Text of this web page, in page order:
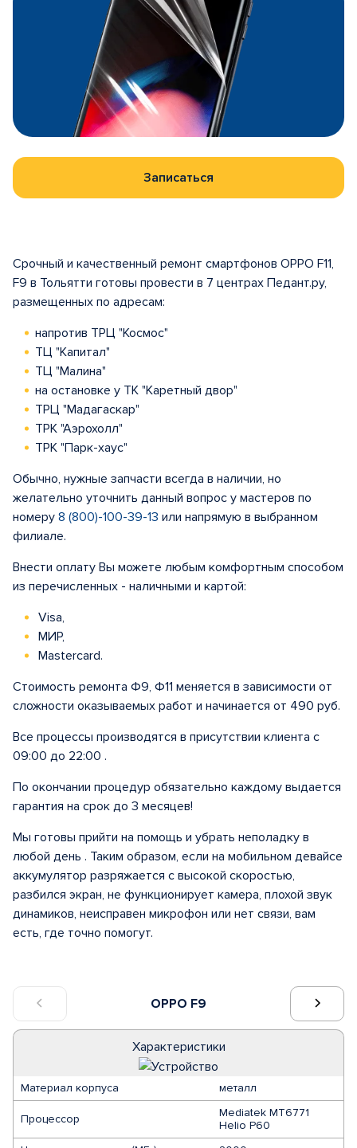
Записаться
OPPO F9
Характеристики
Материал корпуса металл
Процессор
Mediatek MT6771
Helio P60
Срочный и качественный ремонт смартфонов OPPO F11,
F9 в Тольятти готовы провести в 7 центрах Педант.ру,
размещенных по адресам:
напротив ТРЦ "Космос"
ТЦ "Капитал"
ТЦ "Малина"
на остановке у ТК "Каретный двор"
ТРЦ "Мадагаскар"
ТРК "Аэрохолл"
ТРК "Парк-хаус"
Обычно, нужные запчасти всегда в наличии, но
желательно уточнить данный вопрос у мастеров по
номеру 8 (800)-100-39-13 или напрямую в выбранном
филиале.
Внести оплату Вы можете любым комфортным способом
из перечисленных - наличными и картой:
Visa,
МИР,
Mastercard.
Стоимость ремонта Ф9, Ф11 меняется в зависимости от
сложности оказываемых работ и начинается от 490 руб.
Все процессы производятся в присутствии клиента с
09:00 до 22:00 .
По окончании процедур обязательно каждому выдается
гарантия на срок до 3 месяцев!
Мы готовы прийти на помощь и убрать неполадку в
любой день . Таким образом, если на мобильном девайсе
аккумулятор разряжается с высокой скоростью,
разбился экран, не функционирует камера, плохой звук
динамиков, неисправен микрофон или нет связи, вам
есть, где точно помогут.